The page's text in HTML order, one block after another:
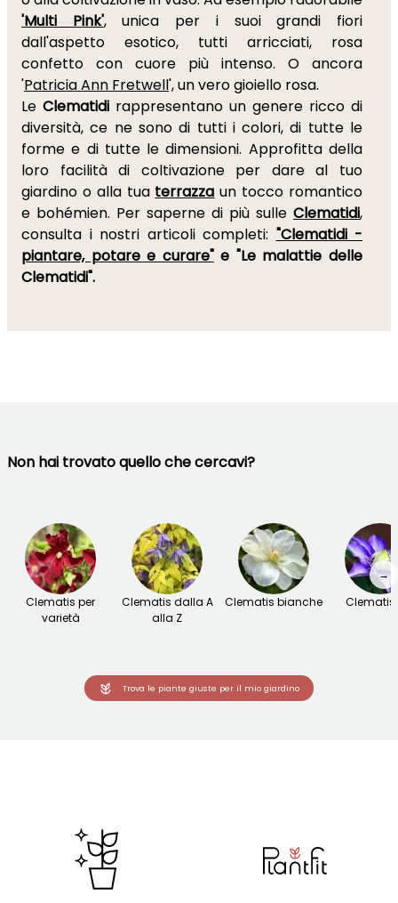
'Multi Pink', unica per i suoi grandi fiori
dall'aspetto esotico, tutti arricciati, rosa
confetto con cuore più intenso. O ancora
'Patricia Ann Fretwell', un vero gioiello rosa.
Le Clematidi rappresentano un genere ricco di
diversità, ce ne sono di tutti i colori, di tutte le
forme e di tutte le dimensioni. Approfitta della
loro facilità di coltivazione per dare al tuo
giardino o alla tua terrazza un tocco romantico
e bohémien. Per saperne di più sulle Clematidi,
consulta i nostri articoli completi: "Clematidi -
piantare, potare e curare"e "Le malattie delle
Clematidi".
Non hai trovato quello che cercavi?
Clematis per
varietà
Clematis dalla A
alla Z
Clematis bianche Clematis
→
Trova le piante giuste per il mio giardino